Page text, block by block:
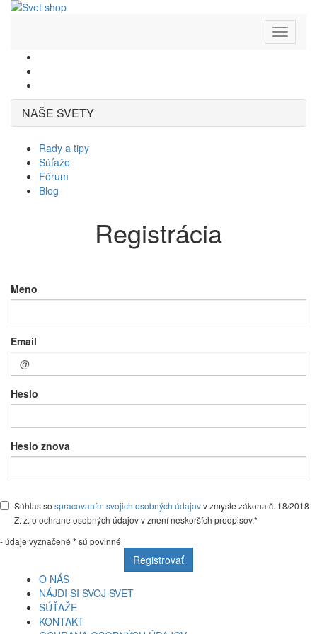
Toggle
NAŠE SVETY
Rady a tipy
Súťaže
Fórum
Blog
Registrácia
Meno
Email
Heslo
Heslo znova
Súhlas so spracovaním svojich osobných údajovv zmysle zákona č. 18/2018
Z. z. o ochrane osobných údajov v znení neskorších predpisov.*
- údaje vyznačené * sú povinné
Registrovať
O NÁS
NÁJDI SI SVOJ SVET
SÚŤAŽE
KONTAKT